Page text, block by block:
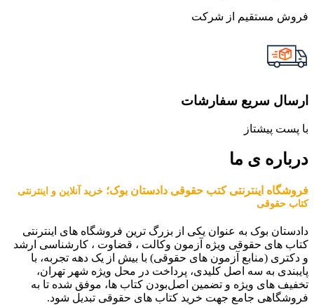
فروش مستقیم از شرکت
ارسال سریع سفارشات
با پست پیشتاز
درباره ی ما
فروشگاه اینترنتی کتب حقوقی دادستان بوک؛ خرید آنلاین و اینترنتی
کتاب حقوقی
دادستان بوک به عنوان یکی از بزرگ ترین فروشگاه های اینترنتی
کتاب های حقوقی ویژه آزمون وکالت ، قضاوت ، کارشناسی ارشد
و دکتری (منابع آزمون های حقوقی) با بیش از یک دهه تجربه، با
پایبندی به سه اصل کلیدی، پرداخت در محل ویژه شهر تهران،
تخفیف های ویژه و تضمین اصل‌بودن کتاب ها، موفق شده تا به
فروشگاهی جامع جهت خرید کتاب های حقوقی تبدیل شود.